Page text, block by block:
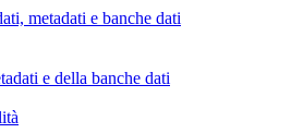
metadati e banche dati
e della banche dati